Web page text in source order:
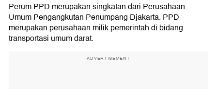
Perum PPD merupakan singkatan dari Perusahaan
Umum Pengangkutan Penumpang Djakarta. PPD
merupakan perusahaan milik pemerintah di bidang
transportasi umum darat.
ADVERTISEMENT